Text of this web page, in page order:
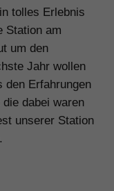
tolles Erlebnis
Station am
um den
Jahr wollen
den Erfahrungen
dabei waren
unserer Station